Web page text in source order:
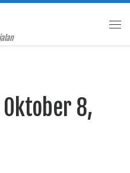
Oktober 8,